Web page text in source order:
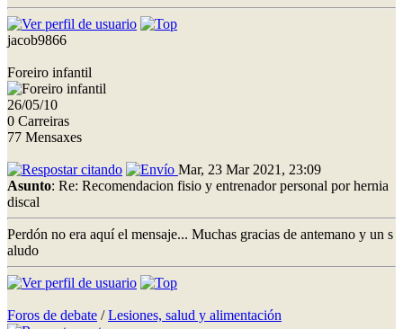
jacob9866
Foreiro infantil
26/05/10
0 Carreiras
77 Mensaxes
Mar, 23 Mar 2021, 23:09
Asunto: Re: Recomendacion fisio y entrenador personal por hernia
discal
Perdón no era aquí el mensaje... Muchas gracias de antemano y un s
aludo
Foros de debate /Lesiones, salud y alimentación